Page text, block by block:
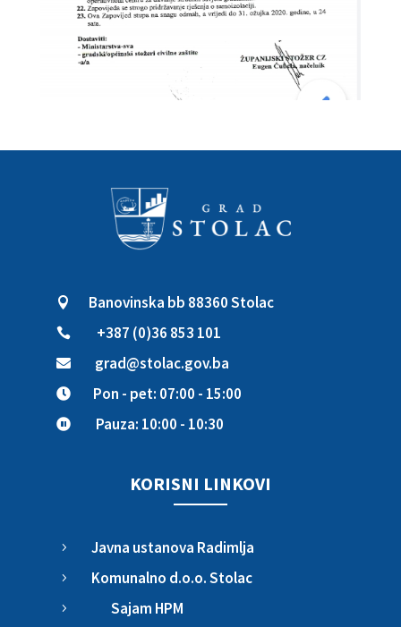
 Banovinska bb 88360 Stolac
 +387 (0)36 853 101
 grad@stolac.gov.ba
 Pon - pet: 07:00 - 15:00
 Pauza: 10:00 - 10:30
KORISNI LINKOVI
5 Javna ustanova Radimlja
5 Komunalno d.o.o. Stolac
5 Sajam HPM